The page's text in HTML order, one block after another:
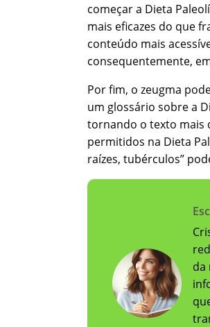
começar a Dieta
mais eficazes do que
conteúdo mais
consequentemente,
Por fim, o zeugma
um glossário sobre a
tornando o texto mais
permitidos na Dieta
raízes, tubérculos”
da